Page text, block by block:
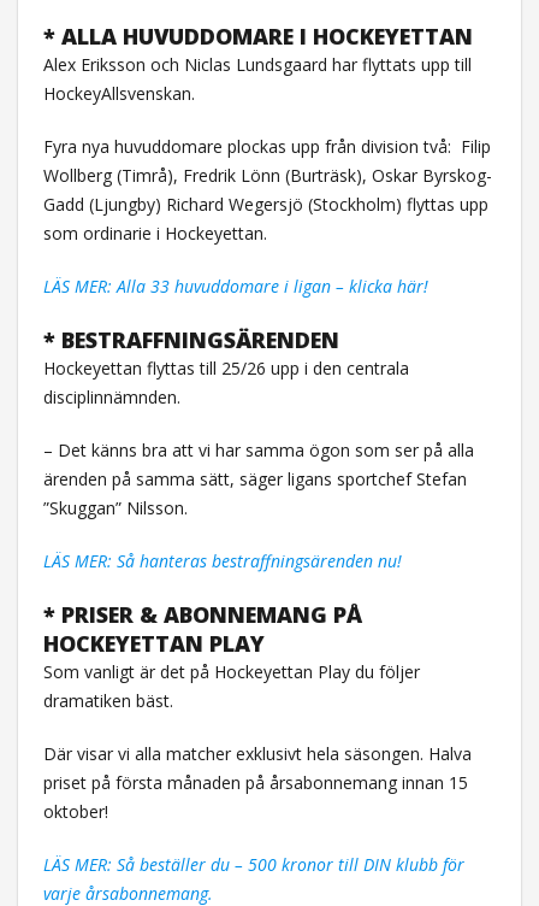
* ALLA HUVUDDOMARE I HOCKEYETTAN
Alex Eriksson och Niclas Lundsgaard har flyttats upp till
HockeyAllsvenskan.
Fyra nya huvuddomare plockas upp från division två: Filip
Wollberg (Timrå), Fredrik Lönn (Burträsk), Oskar Byrskog-
Gadd (Ljungby) Richard Wegersjö (Stockholm) flyttas upp
som ordinarie i Hockeyettan.
LÄS MER: Alla 33 huvuddomare i ligan – klicka här!
* BESTRAFFNINGSÄRENDEN
Hockeyettan flyttas till 25/26 upp i den centrala
disciplinnämnden.
– Det känns bra att vi har samma ögon som ser på alla
ärenden på samma sätt, säger ligans sportchef Stefan
”Skuggan” Nilsson.
LÄS MER: Så hanteras bestraffningsärenden nu!
* PRISER & ABONNEMANG PÅ
HOCKEYETTAN PLAY
Som vanligt är det på Hockeyettan Play du följer
dramatiken bäst.
Där visar vi alla matcher exklusivt hela säsongen. Halva
priset på första månaden på årsabonnemang innan 15
oktober!
LÄS MER: Så beställer du – 500 kronor till DIN klubb för
varje årsabonnemang.